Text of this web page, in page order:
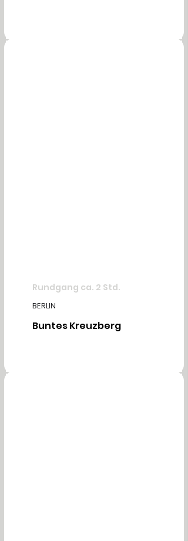
Rundgang ca. 2 Std.
BERLIN
Buntes Kreuzberg